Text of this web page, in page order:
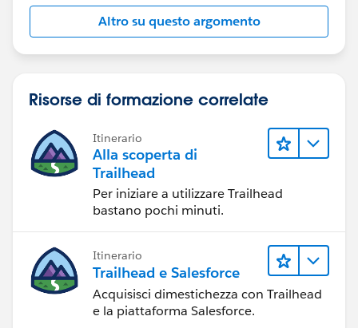
Altro su questo argomento
Risorse di formazione correlate
Itinerario
Alla scoperta di
Trailhead
Per iniziare a utilizzare Trailhead
bastano pochi minuti.
Itinerario
Trailhead e Salesforce
Acquisisci dimestichezza con Trailhead
e la piattaforma Salesforce.